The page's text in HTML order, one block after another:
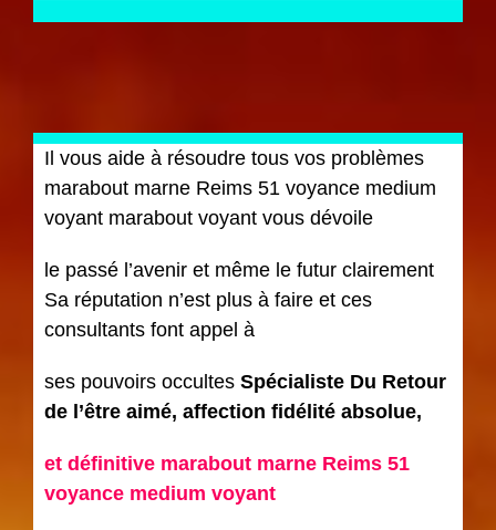
Il vous aide à résoudre tous vos problèmes
marabout marne Reims 51 voyance medium
voyant marabout voyant vous dévoile
le passé l’avenir et même le futur clairement
Sa réputation n’est plus à faire et ces
consultants font appel à
ses pouvoirs occultes Spécialiste Du Retour
de l’être aimé, affection fidélité absolue,
et définitive marabout marne Reims 51
voyance medium voyant